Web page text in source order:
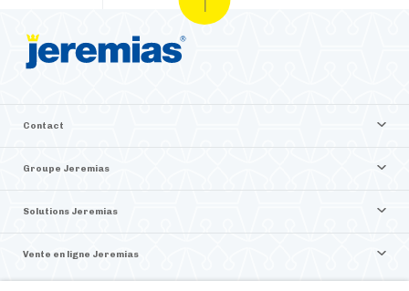
Contact
Groupe Jeremias
Solutions Jeremias
Vente en ligne Jeremias